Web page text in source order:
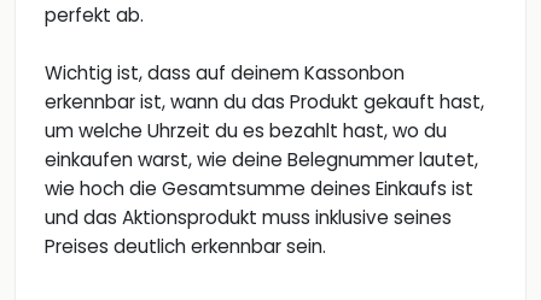
perfekt ab.
Wichtig ist, dass auf deinem Kassonbon
erkennbar ist, wann du das Produkt gekauft hast,
um welche Uhrzeit du es bezahlt hast, wo du
einkaufen warst, wie deine Belegnummer lautet,
wie hoch die Gesamtsumme deines Einkaufs ist
und das Aktionsprodukt muss inklusive seines
Preises deutlich erkennbar sein.